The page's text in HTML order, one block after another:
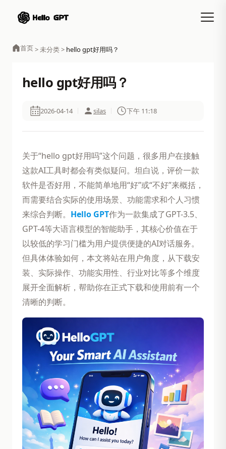
首页>未分类> hello gpt好用吗？
hello gpt好用吗？
2026-04-14 silas 下午 11:18
关于“hello gpt好用吗”这个问题，很多用户在接触
这款AI工具时都会有类似疑问。坦白说，评价一款
软件是否好用，不能简单地用“好”或“不好”来概括，
而需要结合实际的使用场景、功能需求和个人习惯
来综合判断。 Hello GPT作为一款集成了GPT-3.5、
GPT-4等大语言模型的智能助手，其核心价值在于
以较低的学习门槛为用户提供便捷的AI对话服务。
但具体体验如何，本文将站在用户角度，从下载安
装、实际操作、功能实用性、行业对比等多个维度
展开全面解析，帮助你在正式下载和使用前有一个
清晰的判断。